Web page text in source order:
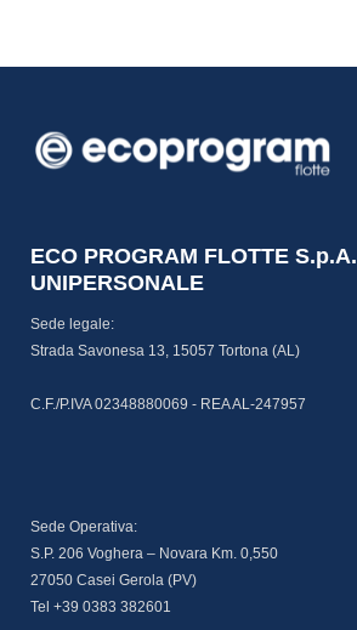
ECO PROGRAM FLOTTE S.p.A.
UNIPERSONALE
Sede legale:
Strada Savonesa 13, 15057 Tortona (AL)
C.F./P.IVA 02348880069 - REA AL-247957
Sede Operativa:
S.P. 206 Voghera – Novara Km. 0,550
27050 Casei Gerola (PV)
Tel +39 0383 382601